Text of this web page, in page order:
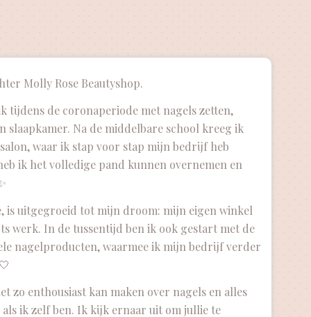
Molly Rose Beautyshop.
tijdens de coronaperiode met nagels zetten,
slaapkamer. Na de middelbare school kreeg ik
waar ik stap voor stap mijn bedrijf heb
ik het volledige pand kunnen overnemen en
is uitgegroeid tot mijn droom: mijn eigen winkel
werk. In de tussentijd ben ik ook gestart met de
nagelproducten, waarmee ik mijn bedrijf verder
zo enthousiast kan maken over nagels en alles
ik zelf ben. Ik kijk ernaar uit om jullie te